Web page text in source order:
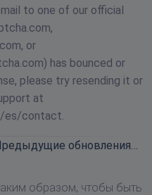
to one of our official
,
, or
) has bounced or
please try resending it or
at
es/contact.
обновления…
образом, чтобы быть